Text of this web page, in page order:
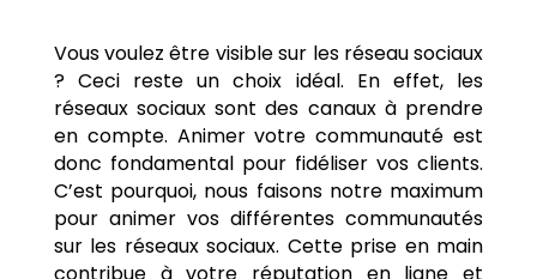
Vous voulez être visible sur les réseau sociaux
? Ceci reste un choix idéal. En effet, les
réseaux sociaux sont des canaux à prendre
en compte. Animer votre communauté est
donc fondamental pour fidéliser vos clients.
C’est pourquoi, nous faisons notre maximum
pour animer vos différentes communautés
sur les réseaux sociaux. Cette prise en main
contribue à votre réputation en ligne et